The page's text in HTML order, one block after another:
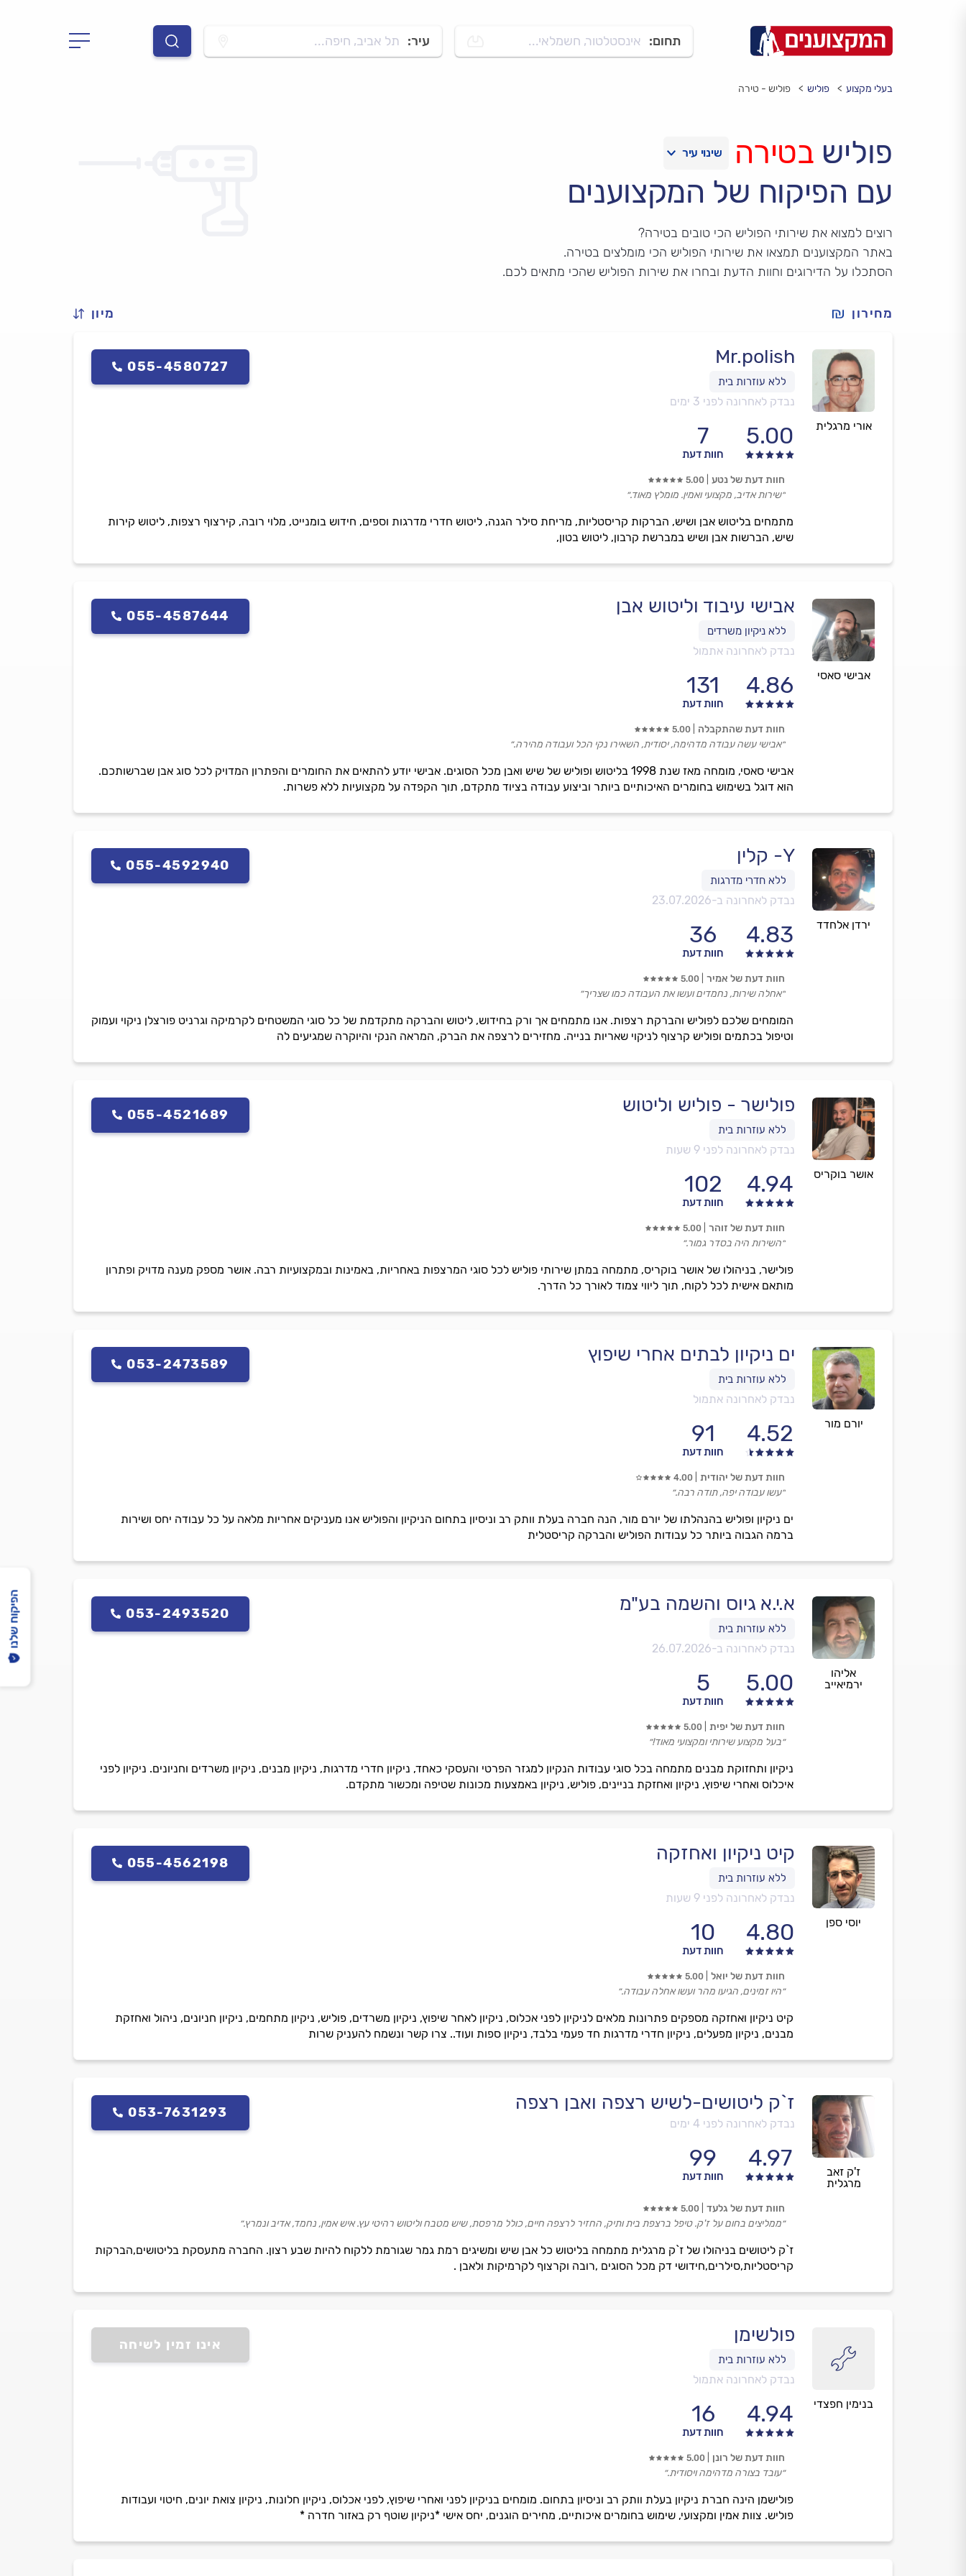
תחום: אינסטלטור, חשמלאי... עיר: תל אביב, חיפה...
בעלי מקצוע פוליש פוליש - טירה
פוליש בטירה
עם הפיקוח של המקצוענים
רוצים למצוא את שירותי הפוליש הכי טובים בטירה?
באתר המקצוענים תמצאו את שירותי הפוליש הכי מומלצים בטירה.
הסתכלו על הדירוגים וחוות הדעת ובחרו את שירות הפוליש שהכי מתאים לכם.
מחירון מיון
אורי מרגלית
Mr.polish
נבדק לאחרונה לפני 3 ימים
5.00
7
חוות דעת
055-4580727
מתמחים בליטוש אבן ושיש, הברקות קריסטליות, מריחת סילר הגנה, ליטוש חדרי מדרגות וספים, חידוש בומנייט, מלוי רובה, קירצוף רצפות, ליטוש קירות
שיש, הברשות אבן ושיש במברשת קרבון, ליטוש בטון,
חוות דעת של נטע 5.00
״שירות אדיב, מקצועי ואמין. מומלץ מאוד.״
אבישי סאסי
אבישי עיבוד וליטוש אבן
נבדק לאחרונה אתמול
4.86
131
חוות דעת
055-4587644
אבישי סאסי, מומחה מאז שנת 1998 בליטוש ופוליש של שיש ואבן מכל הסוגים. אבישי יודע להתאים את החומרים והפתרון המדויק לכל סוג אבן שברשותכם.
הוא דוגל בשימוש בחומרים האיכותיים ביותר וביצוע עבודה בציוד מתקדם, תוך הקפדה על מקצועיות ללא פשרות.
חוות דעת שהתקבלה 5.00
״אבישי עשה עבודה מדהימה, יסודית, השאירו נקי הכל ועבודה מהירה.״
ירדן אלחדד
Y- קלין
נבדק לאחרונה ב-23.07.2026
4.83
36
חוות דעת
055-4592940
המומחים שלכם לפוליש והברקת רצפות. אנו מתמחים אך ורק בחידוש, ליטוש והברקה מתקדמת של כל סוגי המשטחים לקרמיקה וגרניט פורצלן ניקוי ועמוק
וטיפול בכתמים ופוליש קרצוף לניקוי שאריות בנייה. מחזירים לרצפה את הברק, המראה הנקי והיוקרה שמגיעים לה
חוות דעת של אמיר 5.00
״אחלה שירות, נחמדים ועשו את העבודה כמו שצריך״
אושר בוקריס
פולישר - פוליש וליטוש
נבדק לאחרונה לפני 9 שעות
4.94
102
חוות דעת
055-4521689
פולישר, בניהולו של אושר בוקריס, מתמחה במתן שירותי פוליש לכל סוגי המרצפות באחריות, באמינות ובמקצועיות רבה. אושר מספק מענה מדויק ופתרון
מותאם אישית לכל לקוח, תוך ליווי צמוד לאורך כל הדרך.
חוות דעת של זוהר 5.00
״השירות היה בסדר גמור.״
יורם מור
ים ניקיון לבתים אחרי שיפוץ
נבדק לאחרונה אתמול
4.52
91
חוות דעת
053-2473589
ים ניקיון ופוליש בהנהלתו של יורם מור, הנה חברה בעלת וותק רב וניסיון בתחום הניקיון והפוליש אנו מעניקים אחריות מלאה על כל עבודה יחס ושירות
ברמה הגבוה ביותר כל עבודות הפוליש והברקה קריסטלית
חוות דעת של יהודית 4.00
״עשו עבודה יפה, תודה רבה.״
אליהו
ירמיאייב
א.י.א גיוס והשמה בע"מ
נבדק לאחרונה ב-26.07.2026
5.00
5
חוות דעת
053-2493520
ניקיון ותחזוקת מבנים מתמחה בכל סוגי עבודות הנקיון למגזר הפרטי והעסקי כאחד, ניקיון חדרי מדרגות, ניקיון מבנים, ניקיון משרדים וחניונים. ניקיון לפני
איכלוס ואחרי שיפוץ, ניקיון ואחזקת בניינים, פוליש, ניקיון באמצעות מכונות שטיפה ומכשור מתקדם.
חוות דעת של יפית 5.00
״בעל מקצוע שירותי ומקצועי מאוד!״
יוסי ספן
קיט ניקיון ואחזקה
נבדק לאחרונה לפני 9 שעות
4.80
10
חוות דעת
055-4562198
קיט ניקיון ואחזקה מספקים פתרונות מלאים לניקיון לפני אכלוס, ניקיון לאחר שיפוץ, ניקיון משרדים, פוליש, ניקיון מתחמים, ניקיון חניונים, ניהול ואחזקת
מבנים, ניקיון מפעלים, ניקיון חדרי מדרגות חד פעמי בלבד, ניקיון ספות ועוד.. צרו קשר ונשמח להעניק שרות
חוות דעת של יואל 5.00
״היו זמינים, הגיעו מהר ועשו אחלה עבודה.״
ז'ק זאב
מרגלית
ז`ק ליטושים-לשיש רצפה ואבן רצפה
נבדק לאחרונה לפני 4 ימים
4.97
99
חוות דעת
053-7631293
ז`ק ליטושים בניהולו של ז`ק מרגלית מתמחה בליטוש כל אבן שיש ומשיגים רמת גמר שגורמת ללקוח להיות שבע רצון. החברה מתעסקת בליטושים,הברקות
קריסטליות,סילרים,חידושי דק מכל הסוגים ,רובה וקרצוף לקרמיקות ולאבן .
חוות דעת של גלעד 5.00
״ממליצים בחום על ז'ק. טיפל ברצפת בית ותיק, החזיר לרצפה חיים, כולל מרפסת, שיש מטבח וליטוש רהיטי עץ. איש אמין, נחמד, אדיב ונמרץ.״
בנימין חפצדי
פולשימן
נבדק לאחרונה אתמול
4.94
16
חוות דעת
אינו זמין לשיחה
פולישמן הינה חברת ניקיון בעלת וותק רב וניסיון בתחום. מומחים בניקיון לפני ואחרי שיפוץ, לפני אכלוס, ניקיון חלונות, ניקיון צואת יונים, חיטוי ועבודות
פוליש. צוות אמין ומקצועי, שימוש בחומרים איכותיים, מחירים הוגנים, יחס אישי *ניקיון שוטף רק באזור חדרה *
חוות דעת של רונן 5.00
״עובד בצורה מדהימה ויסודית.״
הפיקוח שלנו